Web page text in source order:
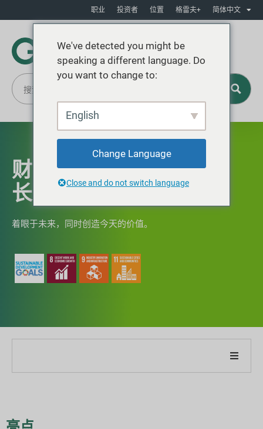
职业 投资者 位置 格雷夫+ 简体中文
财务表现与盈利增
长
着眼于未来，同时创造今天的价值。
We've detected you might be
speaking a different language. Do
you want to change to:
English
Change Language
Close and do not switch language